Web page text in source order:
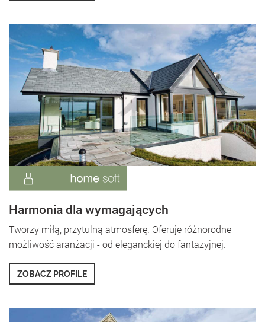
Harmonia dla wymagających
Tworzy miłą, przytulną atmosferę. Oferuje różnorodne
możliwość aranżacji - od eleganckiej do fantazyjnej.
ZOBACZ PROFILE